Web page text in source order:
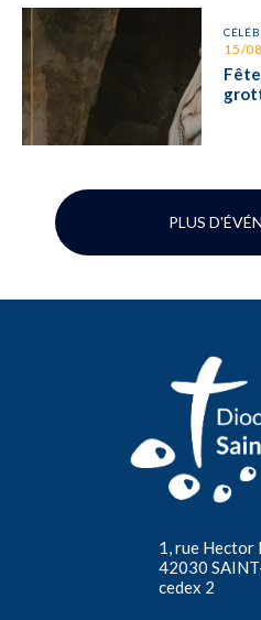
PLUS
15/
1, rue Hector
42030
cedex 2